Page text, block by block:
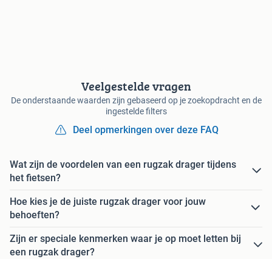
Veelgestelde vragen
De onderstaande waarden zijn gebaseerd op je zoekopdracht en de
ingestelde filters
Deel opmerkingen over deze FAQ
Wat zijn de voordelen van een rugzak drager tijdens
het fietsen?
Hoe kies je de juiste rugzak drager voor jouw
behoeften?
Zijn er speciale kenmerken waar je op moet letten bij
een rugzak drager?